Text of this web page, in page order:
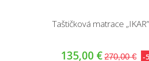
Taštičková matrace
135,00 € 270,00 € -